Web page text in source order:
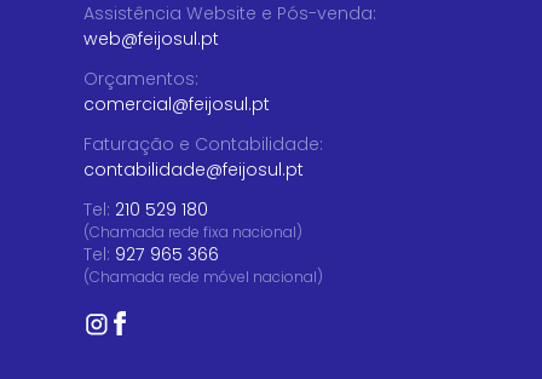
Assistência Website e Pós-venda:
web@feijosul.pt
Orçamentos:
comercial@feijosul.pt
Faturação e Contabilidade:
contabilidade@feijosul.pt
Tel: 210 529 180
(Chamada rede fixa nacional)
Tel: 927 965 366
(Chamada rede móvel nacional)